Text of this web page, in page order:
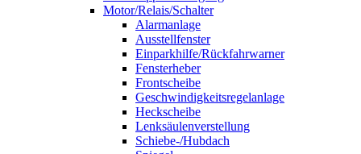
Motor/Relais/Schalter
Alarmanlage
Ausstellfenster
Einparkhilfe/Rückfahrwarner
Fensterheber
Frontscheibe
Geschwindigkeitsregelanlage
Heckscheibe
Lenksäulenverstellung
Schiebe-/Hubdach